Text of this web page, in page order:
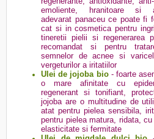
emoliente, hranitoare si
adevarat panaceu ce poate fi
cat si in cosmetica pentru
tineretii pielii si regenerarea
recomandat si pentru
semnelor de acnee si
vergeturilor a iritatiilor
Ulei de jojoba bio- foarte
o mare afinitate cu
regenerant si tonifiant,
jojoba are o multitudine de
atat pentru pielea sensibila,
pentru pielea matura, ridata,
elasticitate si fermitate